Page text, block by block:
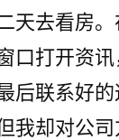
天去看房
口打开资
后联系好
我却对公